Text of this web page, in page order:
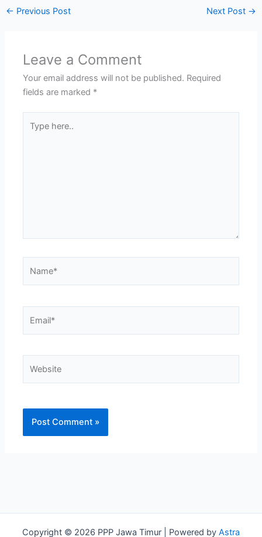
← Previous Post Next Post →
Leave a Comment
Your email address will not be published. Required
fields are marked *
here..
Copyright © 2026 PPP Jawa Timur | Powered by Astra